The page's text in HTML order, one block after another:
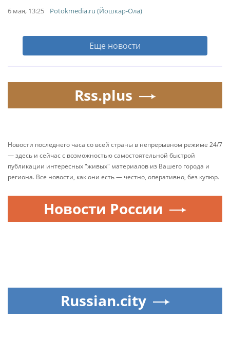
6 мая, 13:25 Potokmedia.ru (Йошкар-Ола)
Еще новости
Rss.plus
Новости последнего часа со всей страны в непрерывном режиме 24/7
— здесь и сейчас с возможностью самостоятельной быстрой
публикации интересных "живых" материалов из Вашего города и
региона. Все новости, как они есть — честно, оперативно, без купюр.
Новости России
Russian.city